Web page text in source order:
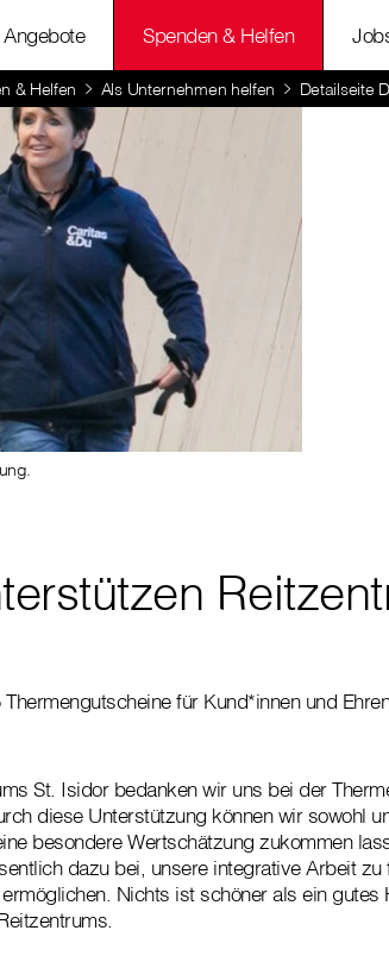
Spenden & Helfen
& Helfen Als Unternehmen helfen Detailseite
für Kund*innen und
St. Isidor bedanken wir uns bei der
diese Unterstützung können wir sowohl
besondere Wertschätzung zukommen
dazu bei, unsere integrative Arbeit zu
Nichts ist schöner als ein gutes